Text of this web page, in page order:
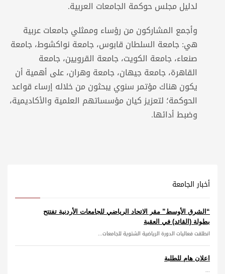
لدليل مجلس حوكمة الجامعات العربية.
وأجمع المشاركون من رؤساء وممثلي جامعات عربية
هي: جامعة السلطان قابوس، جامعة نواكشوط، جامعة
صنعاء، جامعة الكويت، جامعة القرويين، جامعة
القاهرة، جامعة جيهان، جامعة وهران، على أهمية أن
يكون هناك مؤتمر سنوي يبحثون من خلاله إرساء قواعد
الحوكمة؛ لتعزيز كيان مؤسساتهم العلمية والأكاديمية،
وضبط أدائها.
أخبار الجامعة
“الشرق الأوسط” مقر الاتحاد الرياضي للجامعات الأردنية تفتتح
بطولة (القائد) في العقبة
انطلقت فعاليات الدورة الرياضية الشتوية للجامعات...
اعلان هام للطلبة
...